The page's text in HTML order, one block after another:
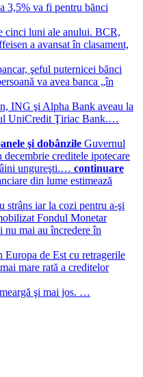
3,5% va fi pentru bănci
cinci luni ale anului. BCR,
a avansat în clasament,
şeful puternicei bănci
va avea banca „în
ING şi Alpha Bank aveau la
UniCredit Ţiriac Bank.…
şi dobânzile Guvernul
creditele ipotecare
ungureşti.… continuare
din lume estimează
strâns iar la cozi pentru a-şi
Fondul Monetar
nu mai au încredere în
de Est cu retragerile
mare rată a creditelor
şi mai jos. …